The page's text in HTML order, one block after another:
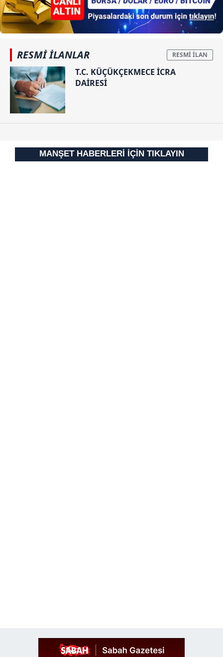
sınırlı olarak açık rızanız dahilinde kullanılacaktır.
Çerezlere ilişkin tercihlerinizi aşağıda yer alan panel
için Ayarlar butonuna tıklayabilir,
Çerez Bilgilendirme
Metnimizi ziyaret edebilirsiniz.
6698 sayılı Kişisel Verilerin Korunması Kanunu uyarınca
hazırlanmış Aydınlatma Metnimizi okumak ve sitemizde
RESMİ İLANLAR
T.C. KÜÇÜKÇEKMECE İCRA
DAİRESİ
MANŞET HABERLERİ İÇİN TIKLAYIN